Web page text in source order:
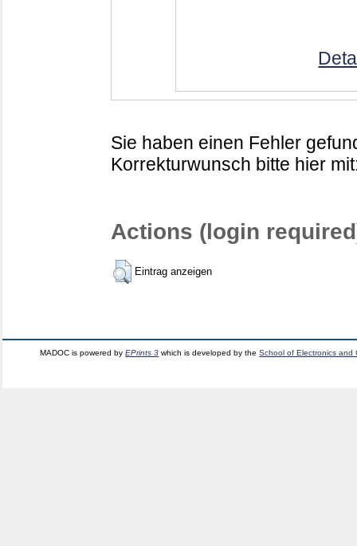
Sie haben einen Fehler
Korrekturwunsch bitte hier
Actions (login
Eintrag anzeigen
MADOC is powered byEPrints 3 which is developed by theSchool of Electronics and